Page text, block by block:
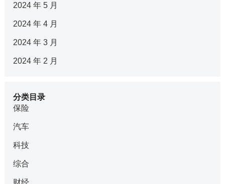
2024 年 5 月
2024 年 4 月
2024 年 3 月
2024 年 2 月
分类目录
保险
汽车
科技
综合
财经